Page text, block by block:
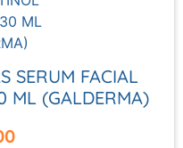
SERUM FACIAL
ML (GALDERMA)